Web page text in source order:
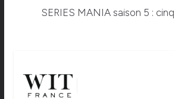
SERIES MANIA saison 5 :